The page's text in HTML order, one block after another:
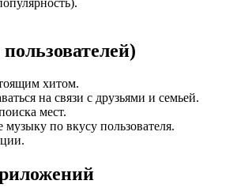
хитом.
на связи с друзьями и семьей.
мест.
по вкусу пользователя.